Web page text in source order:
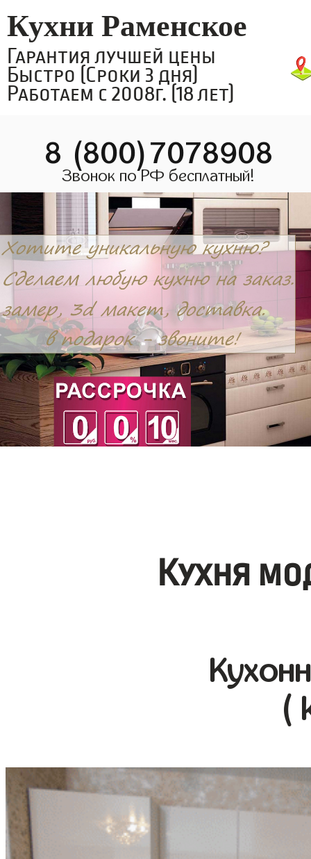
Кухни Раменское
Гарантия лучшей цены
Быстро (Сроки 3 дня)
Работаем с 2008г. (18 лет)
8 (800)7078908
Звонок по РФ бесплатный!
Кухня
(